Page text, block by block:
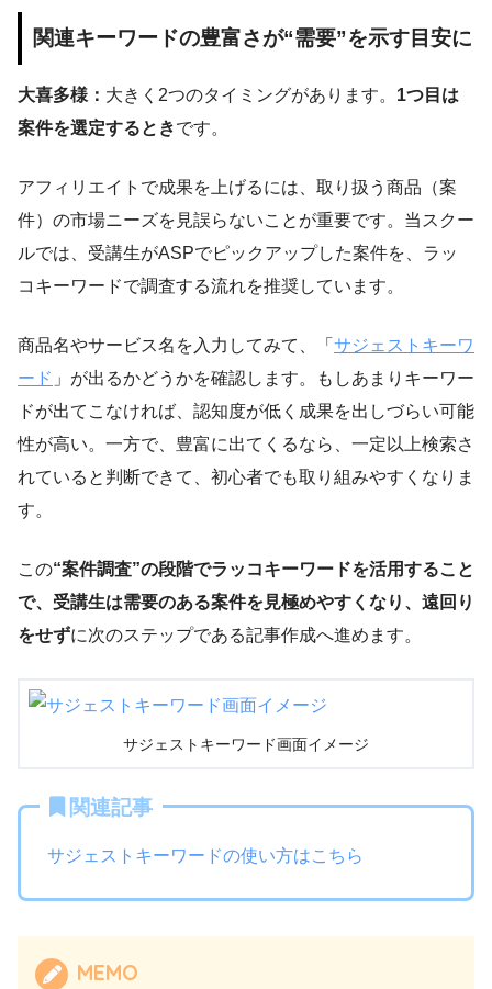
関連キーワードの豊富さが“需要”を示す目安に
大喜多様： 大きく2つのタイミングがあります。 1つ目は
案件を選定するときです。
アフィリエイトで成果を上げるには、取り扱う商品（案
件）の市場ニーズを見誤らないことが重要です。当スクー
ルでは、受講生がASPでピックアップした案件を、ラッ
コキーワードで調査する流れを推奨しています。
商品名やサービス名を入力してみて、「 サジェストキーワ
ード 」が出るかどうかを確認します。もしあまりキーワー
ドが出てこなければ、認知度が低く成果を出しづらい可能
性が高い。一方で、豊富に出てくるなら、一定以上検索さ
れていると判断できて、初心者でも取り組みやすくなりま
す。
この“案件調査”の段階でラッコキーワードを活用すること
で、受講生は需要のある案件を見極めやすくなり、遠回り
をせずに次のステップである記事作成へ進めます。
サジェストキーワード画面イメージ
関連記事
サジェストキーワードの使い方はこちら
MEMO